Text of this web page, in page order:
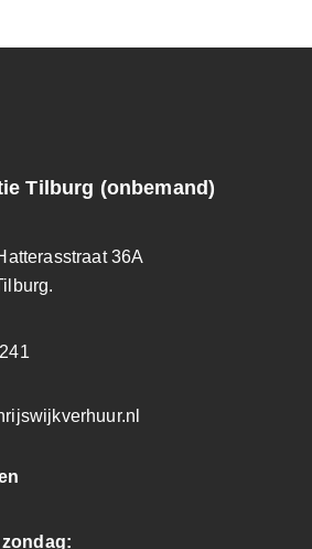
Tilburg (onbemand)
36A
zondag: